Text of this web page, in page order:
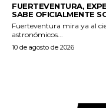
FUERTEVENTURA,
SABE OFICIALMENTE
Fuerteventura mira ya al
astronómicos...
10 de agosto de 2026